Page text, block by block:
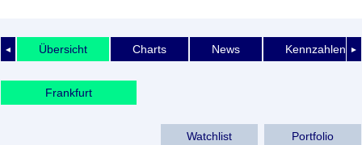
◄ ►
Übersicht Charts News Kennzahlen
Frankfurt
Watchlist Portfolio